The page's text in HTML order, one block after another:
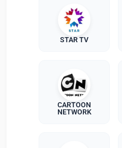
STAR TV
CARTOON
NETWORK